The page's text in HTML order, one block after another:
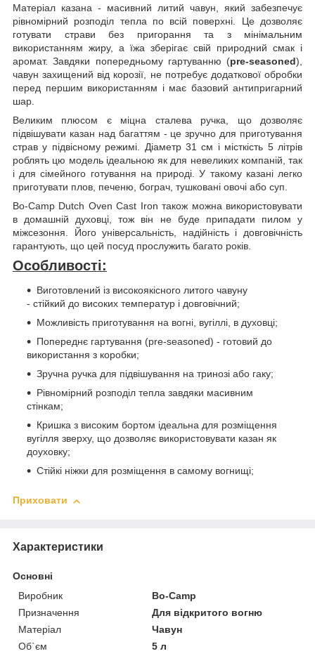
Матеріал казана - масивний литий чавун, який забезпечує
рівномірний розподіл тепла по всій поверхні. Це дозволяє
готувати страви без пригорання та з мінімальним
використанням жиру, а їжа зберігає свій природний смак і
аромат. Завдяки попередньому гартуванню (pre-seasoned),
чавун захищений від корозії, не потребує додаткової обробки
перед першим використанням і має базовий антипригарний
шар.
Великим плюсом є міцна сталева ручка, що дозволяє
підвішувати казан над багаттям - це зручно для приготування
страв у підвісному режимі. Діаметр 31 см і місткість 5 літрів
роблять цю модель ідеальною як для невеликих компаній, так
і для сімейного готування на природі. У такому казані легко
приготувати плов, печеню, бограч, тушковані овочі або суп.
Bo-Camp Dutch Oven Cast Iron також можна використовувати
в домашній духовці, тож він не буде припадати пилом у
міжсезоння. Його універсальність, надійність і довговічність
гарантують, що цей посуд прослужить багато років.
Особливості:
Виготовлений із високоякісного литого чавуну
- стійкий до високих температур і довговічний;
Можливість приготування на вогні, вугіллі, в духовці;
Попереднє гартування (pre-seasoned) - готовий до
використання з коробки;
Зручна ручка для підвішування на тринозі або гаку;
Рівномірний розподіл тепла завдяки масивним
стінкам;
Кришка з високим бортом ідеальна для розміщення
вугілля зверху, що дозволяє використовувати казан як
доуховку;
Стійкі ніжки для розміщення в самому вогнищі;
Приховати
Характеристики
Основні
Виробник
Bo-Camp
Призначення
Для відкритого вогню
Матеріал
Чавун
Об`єм
5 л